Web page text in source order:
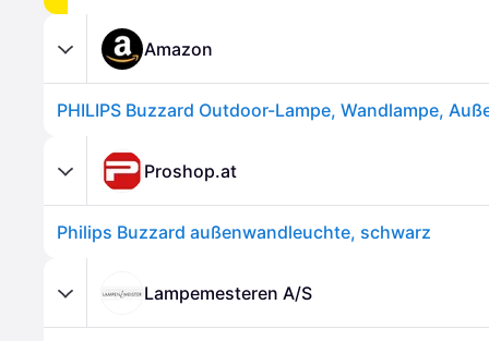
Amazon
Proshop.at
Philips Buzzard außenwandleuchte, schwarz
Lampemesteren A/S